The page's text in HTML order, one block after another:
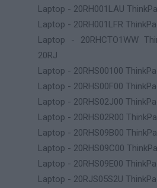
Laptop - 20RH001LAU
Laptop - 20RH001LFR
Laptop - 20RHCTO1WW
20RJ
Laptop - 20RHS00100
Laptop - 20RHS00F00
Laptop - 20RHS02J00
Laptop - 20RHS02R00
Laptop - 20RHS09B00
Laptop - 20RHS09C00
Laptop - 20RHS09E00
Laptop - 20RJS05S2U